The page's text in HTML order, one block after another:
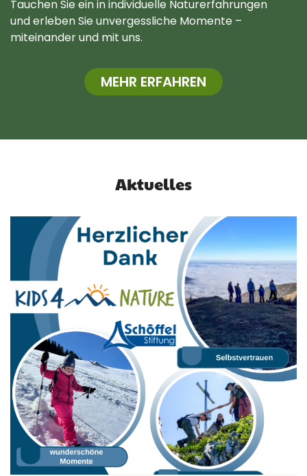
Tauchen Sie ein in individuelle Naturerfahrungen
und erleben Sie unvergessliche Momente –
miteinander und mit uns.
MEHR ERFAHREN
Aktuelles